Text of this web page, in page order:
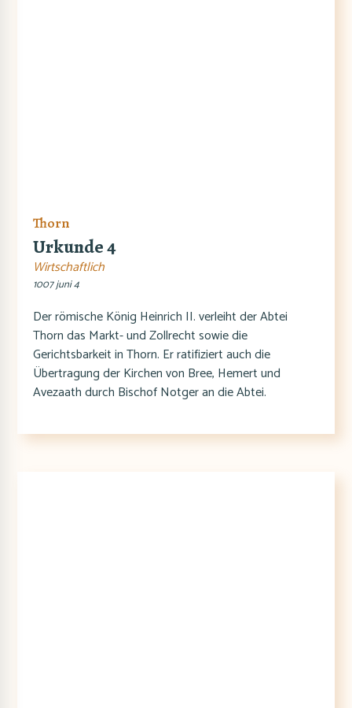
Thorn
Urkunde 4
Wirtschaftlich
1007 juni 4
Der römische König Heinrich II. verleiht der Abtei
Thorn das Markt- und Zollrecht sowie die
Gerichtsbarkeit in Thorn. Er ratifiziert auch die
Übertragung der Kirchen von Bree, Hemert und
Avezaath durch Bischof Notger an die Abtei.